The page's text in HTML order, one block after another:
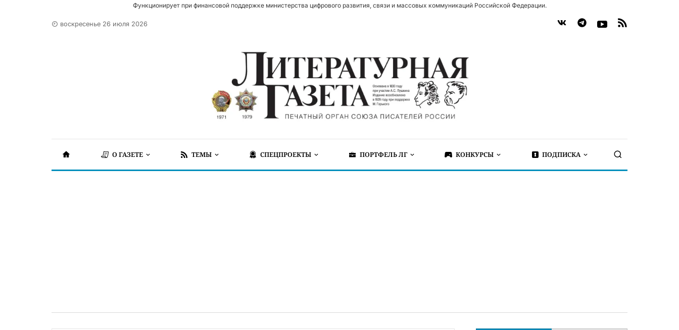
Функционирует при финансовой поддержке министерства цифрового развития, связи и массовых коммуникаций Российской Федерации.
воскресенье 26 июля 2026
О ГАЗЕТЕ ТЕМЫ СПЕЦПРОЕКТЫ ПОРТФЕЛЬ ЛГ КОНКУРСЫ ПОДПИСКА